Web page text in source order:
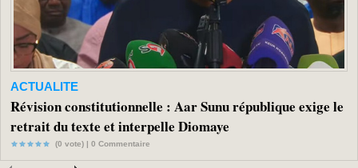
ACTUALITE
Révision constitutionnelle : Aar Sunu république exige le
retrait du texte et interpelle Diomaye
(0 vote) | 0 Commentaire